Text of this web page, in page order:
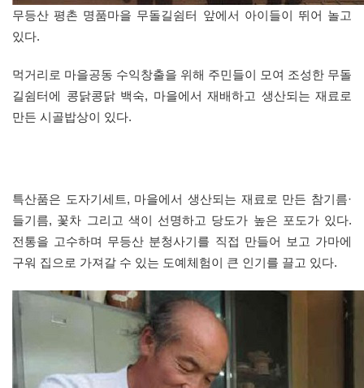
무등산 평촌 명품마을 무돌길쉼터 앞에서 아이들이 뛰어 놀고
있다.
먹거리로 마을공동 수익창출을 위해 주민들이 모여 조성한 무돌
길쉼터에 콩닭콩닭 백숙, 마을에서 재배하고 생산되는 재료로
만든 시골밥상이 있다.
특산품은 도자기세트, 마을에서 생산되는 재료로 만든 참기름·
들기름, 꽃차 그리고 색이 선명하고 당도가 높은 포도가 있다.
전통을 고수하며 무등산 분청사기를 직접 만들어 보고 가마에
구워 집으로 가져갈 수 있는 도예체험이 큰 인기를 끌고 있다.